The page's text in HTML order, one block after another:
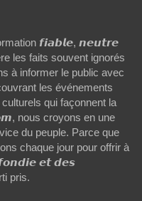
𝙛𝙞𝙖𝙗𝙡𝙚, 𝙣𝙚𝙪𝙩𝙧𝙚
les faits souvent ignorés
à informer le public avec
les événements
qui façonnent la
nous croyons en une
du peuple. Parce que
chaque jour pour offrir à
𝙚𝙩 𝙙𝙚𝙨
pris.